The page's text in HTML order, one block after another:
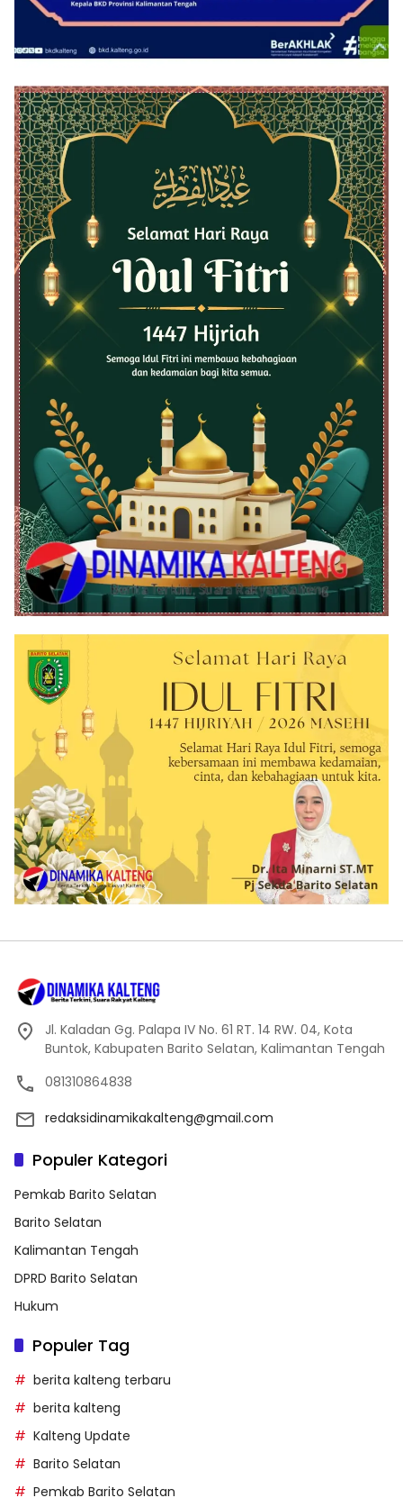
Jl. Kaladan Gg. Palapa IV No. 61 RT. 14 RW. 04, Kota
Buntok, Kabupaten Barito Selatan, Kalimantan Tengah
081310864838
redaksidinamikakalteng@gmail.com
Populer Kategori
Pemkab Barito Selatan
Barito Selatan
Kalimantan Tengah
DPRD Barito Selatan
Hukum
Populer Tag
berita kalteng terbaru
berita kalteng
Kalteng Update
Barito Selatan
Pemkab Barito Selatan